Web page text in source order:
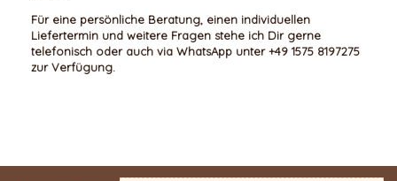
Für eine persönliche Beratung, einen individuellen
Liefertermin und weitere Fragen stehe ich Dir gerne
telefonisch oder auch via WhatsApp unter +49 1575 8197275
zur Verfügung.